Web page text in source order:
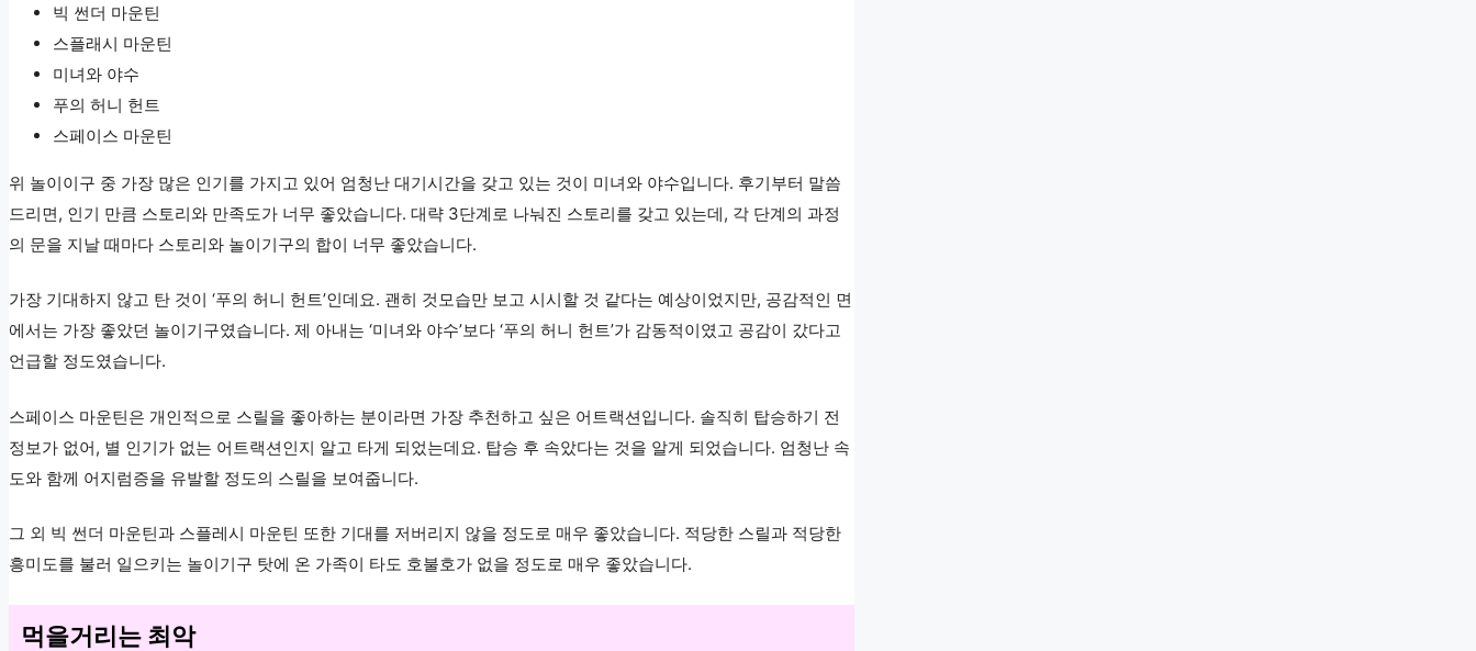
빅 썬더 마운틴
스플래시 마운틴
미녀와 야수
푸의 허니 헌트
스페이스 마운틴
위 놀이이구 중 가장 많은 인기를 가지고 있어 엄청난 대기시간을 갖고 있는 것이 미녀와 야수입니다. 후기부터 말씀
드리면, 인기 만큼 스토리와 만족도가 너무 좋았습니다. 대략 3단계로 나눠진 스토리를 갖고 있는데, 각 단계의 과정
의 문을 지날 때마다 스토리와 놀이기구의 합이 너무 좋았습니다.
가장 기대하지 않고 탄 것이 ‘푸의 허니 헌트’인데요. 괜히 것모습만 보고 시시할 것 같다는 예상이었지만, 공감적인 면
에서는 가장 좋았던 놀이기구였습니다. 제 아내는 ‘미녀와 야수’보다 ‘푸의 허니 헌트’가 감동적이였고 공감이 갔다고
언급할 정도였습니다.
스페이스 마운틴은 개인적으로 스릴을 좋아하는 분이라면 가장 추천하고 싶은 어트랙션입니다. 솔직히 탑승하기 전
정보가 없어, 별 인기가 없는 어트랙션인지 알고 타게 되었는데요. 탑승 후 속았다는 것을 알게 되었습니다. 엄청난 속
도와 함께 어지럼증을 유발할 정도의 스릴을 보여줍니다.
그 외 빅 썬더 마운틴과 스플레시 마운틴 또한 기대를 저버리지 않을 정도로 매우 좋았습니다. 적당한 스릴과 적당한
흥미도를 불러 일으키는 놀이기구 탓에 온 가족이 타도 호불호가 없을 정도로 매우 좋았습니다.
먹을거리는 최악